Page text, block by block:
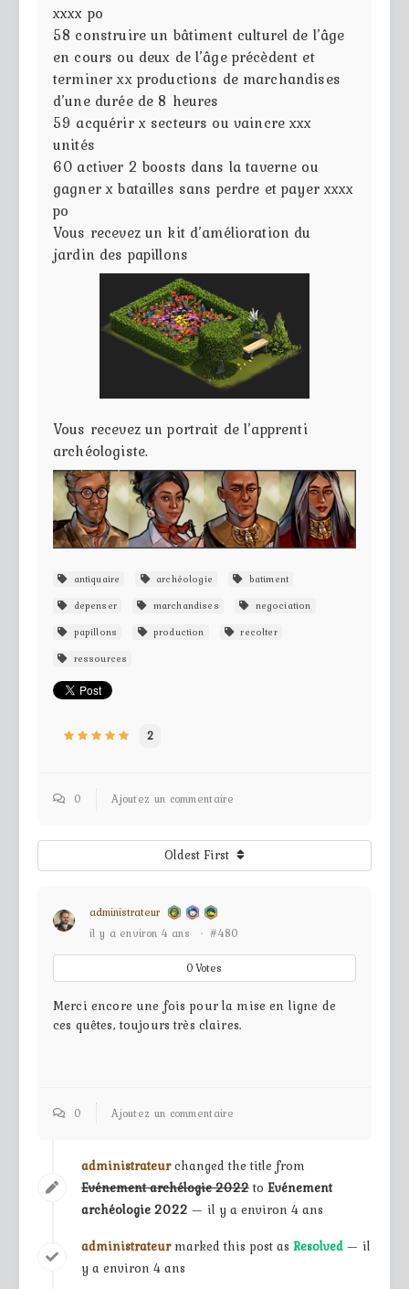
xxxx po
58 construire un bâtiment culturel de l’âge
en cours ou deux de l’âge précèdent et
terminer xx productions de marchandises
d’une durée de 8 heures
59 acquérir x secteurs ou vaincre xxx
unités
60 activer 2 boosts dans la taverne ou
gagner x batailles sans perdre et payer xxxx
po
Vous recevez un kit d’amélioration du
jardin des papillons
Vous recevez un portrait de l’apprenti
archéologiste.
antiquaire archéologie
batiment
depenser
marchandises
negociation
papillons
production
recolter
ressources
2
0 Ajoutez un commentaire
Oldest First
administrateur
il y a environ 4 ans
· #480
0Votes
Merci encore une fois pour la mise en ligne de
ces quêtes, toujours très claires.
0 Ajoutez un commentaire
administrateur changed the title from
Evénement archélogie 2022to Evénement
archéologie 2022 — il y a environ 4 ans
administrateur marked this post as Resolved — il
y a environ 4 ans